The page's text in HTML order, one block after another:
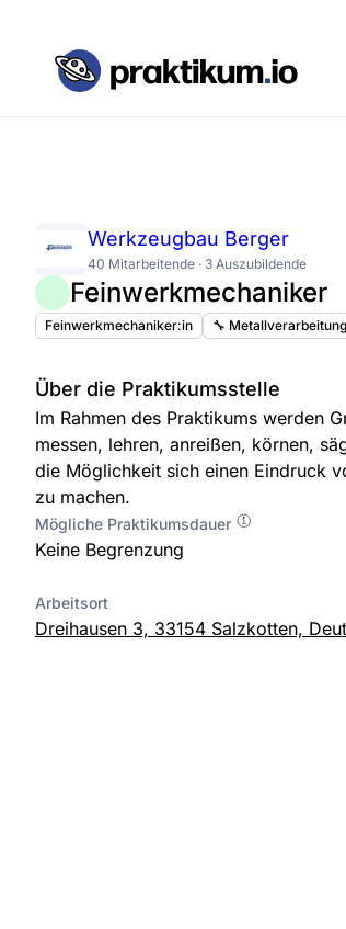
Werkzeugbau Berger
40 Mitarbeitende · 3 Auszubildende
Feinwerkmechaniker
Feinwerkmechaniker:in 🔧 Metallverarbeitung
Über die Praktikumsstelle
Im Rahmen des Praktikums werden
messen, lehren, anreißen, körnen,
die Möglichkeit sich einen Eindruck
zu machen.
Mögliche Praktikumsdauer
Keine Begrenzung
Arbeitsort
Dreihausen 3, 33154 Salzkotten,